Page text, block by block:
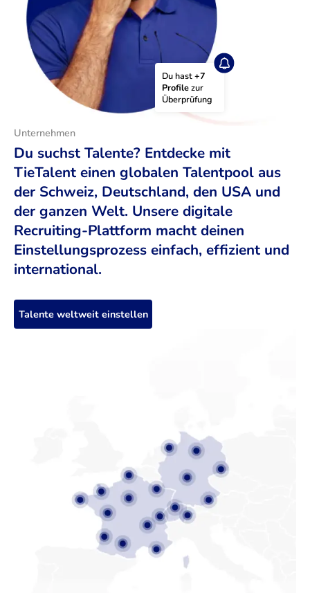
Du hast +7
Profile zur
Überprüfung
Unternehmen
Du suchst Talente? Entdecke mit
TieTalent einen globalen Talentpool aus
der Schweiz, Deutschland, den USA und
der ganzen Welt. Unsere digitale
Recruiting-Plattform macht deinen
Einstellungsprozess einfach, effizient und
international.
Talente weltweit einstellen